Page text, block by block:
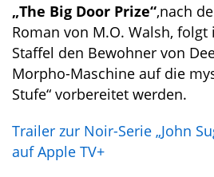
„The Big Door Prize“,nach
Roman von M.O. Walsh, folgt
Staffel den Bewohner von
Morpho-Maschine auf die
Stufe“ vorbereitet werden.
Trailer zur Noir-Serie „John
auf Apple TV+